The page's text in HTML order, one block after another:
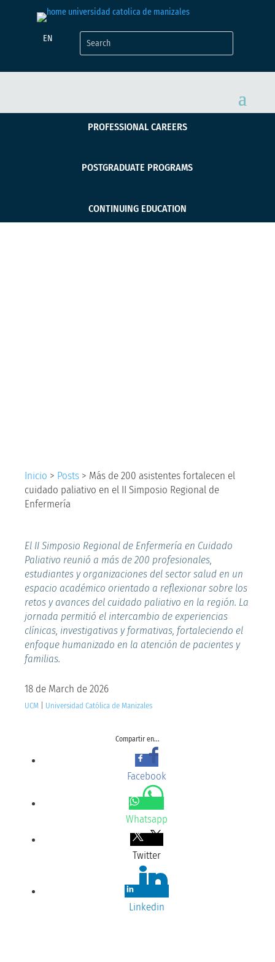
EN
PROFESSIONAL CAREERS
POSTGRADUATE PROGRAMS
CONTINUING EDUCATION
Inicio > Posts > Más de 200 asistentes fortalecen el
cuidado paliativo en el II Simposio Regional de
Enfermería
El II Simposio Regional de Enfermería en Cuidado
Paliativo reunió a más de 200 profesionales,
estudiantes y organizaciones del sector salud en un
espacio académico orientado a reflexionar sobre los
retos y avances del cuidado paliativo en la región. La
jornada permitió el intercambio de experiencias
clínicas, investigativas y formativas, fortaleciendo el
enfoque humanizado en la atención de pacientes y
familias.
18 de March de 2026
UCM Universidad Católica de Manizales
Compartir en...
Facebook
Whatsapp
Twitter
Linkedin